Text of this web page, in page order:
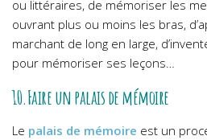
ou littéraires, de mémoriser les
ouvrant plus ou moins les bras,
marchant de long en large,
pour mémoriser ses leçons…
10.Faire un palais de mémoire
Le palais de mémoire est un